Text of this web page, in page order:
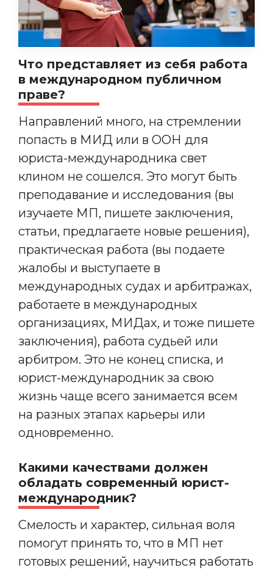
Что представляет из себя работа
в международном публичном
праве?
Направлений много, на стремлении
попасть в МИД или в ООН для
юриста-международника свет
клином не сошелся. Это могут быть
преподавание и исследования (вы
изучаете МП, пишете заключения,
статьи, предлагаете новые решения),
практическая работа (вы подаете
жалобы и выступаете в
международных судах и арбитражах,
работаете в международных
организациях, МИДах, и тоже пишете
заключения), работа судьей или
арбитром. Это не конец списка, и
юрист-международник за свою
жизнь чаще всего занимается всем
на разных этапах карьеры или
одновременно.
Какими качествами должен
обладать современный юрист-
международник?
Смелость и характер, сильная воля
помогут принять то, что в МП нет
готовых решений, научиться работать